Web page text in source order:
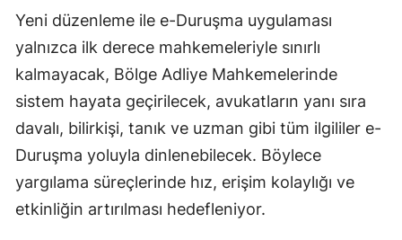
Yeni düzenleme ile e-Duruşma uygulaması
yalnızca ilk derece mahkemeleriyle sınırlı
kalmayacak, Bölge Adliye Mahkemelerinde
sistem hayata geçirilecek, avukatların yanı sıra
davalı, bilirkişi, tanık ve uzman gibi tüm ilgililer e-
Duruşma yoluyla dinlenebilecek. Böylece
yargılama süreçlerinde hız, erişim kolaylığı ve
etkinliğin artırılması hedefleniyor.